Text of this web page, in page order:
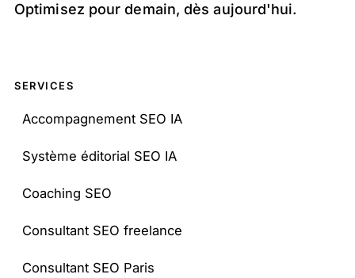
Optimisez pour demain, dès aujourd'hui.
SERVICES
Accompagnement SEO IA
Système éditorial SEO IA
Coaching SEO
Consultant SEO freelance
Consultant SEO Paris